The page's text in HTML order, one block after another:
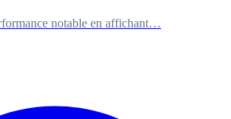
notable en affichant…